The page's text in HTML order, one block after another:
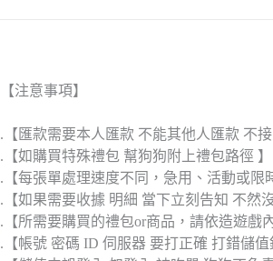
【注意事項】
.【匯款需要本人匯款 不能其他人匯款 不接
.【如購買特殊禮包 幫狗狗附上禮包路徑 】
.【每張單處理速度不同，急用、活動或限
.【如果需要收據 明細 當下立刻告知 不然
.【所需要購買的禮包or商品，請依造遊戲
.【帳號 密碼 ID 伺服器 要打正確 打錯儲值